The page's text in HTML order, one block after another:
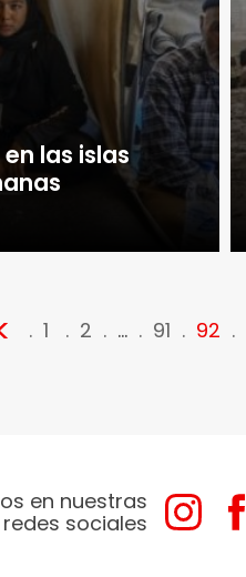
las islas
1 2 … 91 92
en nuestras
redes sociales